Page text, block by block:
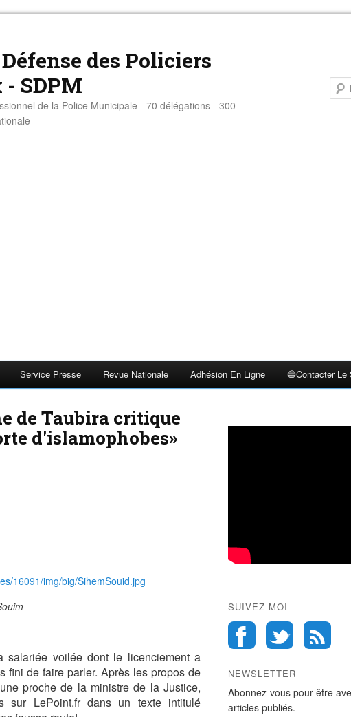
des Policiers
SDPM
de la Police Municipale - 70 délégations - 300
Service Presse Revue Nationale Adhésion En Ligne 🔵Contacter Le
de Taubira critique
d'islamophobes»
salariée voilée dont le licenciement a
fini de faire parler. Après les propos de
proche de la ministre de la Justice,
sur LePoint.fr dans un texte intitulé
SUIVEZ-MOI
NEWSLETTER
Abonnez-vous pour être
articles publiés.